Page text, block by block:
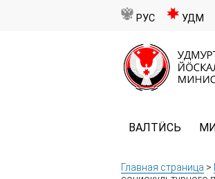
РУС УДМ
ВАЛТӤСЬ
Главная страница >